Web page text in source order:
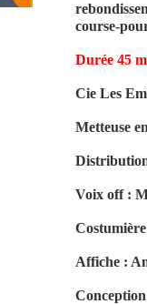
course-
Durée 45
Cie Les
Metteuse
Voix off :
Affiche :